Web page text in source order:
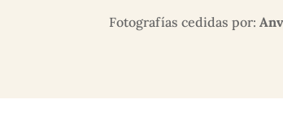
Fotografías cedidas por: